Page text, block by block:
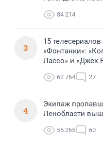
84 214
3
15
«Фонтанки»:
Лассо» и «Джек
62 764 27
4
Экипаж
Ленобласти
55 265 60